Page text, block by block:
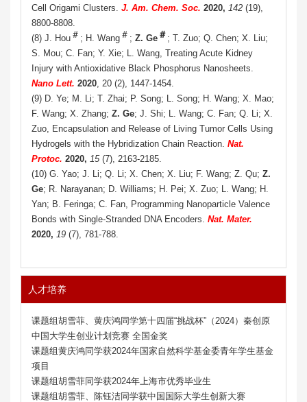
Cell Origami Clusters. J. Am. Chem. Soc. 2020, 142 (19),
8800-8808.
(8) J. Hou ＃ ; H. Wang ＃ ; Z. Ge ＃ ; T. Zuo; Q. Chen; X. Liu;
S. Mou; C. Fan; Y. Xie; L. Wang, Treating Acute Kidney
Injury with Antioxidative Black Phosphorus Nanosheets.
Nano Lett. 2020 , 20 (2), 1447-1454.
(9) D. Ye; M. Li; T. Zhai; P. Song; L. Song; H. Wang; X. Mao;
F. Wang; X. Zhang; Z. Ge; J. Shi; L. Wang; C. Fan; Q. Li; X.
Zuo, Encapsulation and Release of Living Tumor Cells Using
Hydrogels with the Hybridization Chain Reaction. Nat.
Protoc. 2020, 15(7), 2163-2185.
(10) G. Yao; J. Li; Q. Li; X. Chen; X. Liu; F. Wang; Z. Qu; Z.
Ge; R. Narayanan; D. Williams; H. Pei; X. Zuo; L. Wang; H.
Yan; B. Feringa; C. Fan, Programming Nanoparticle Valence
Bonds with Single-Stranded DNA Encoders. Nat. Mater.
2020, 19 (7), 781-788.
人才培养
课题组胡雪菲、 黄庆鸿同学第十四届“挑战杯”（2024）秦创原
中国大学生创业计划竞赛 全国金奖
课题组黄庆鸿同学获2024年国家自然科学基金委青年学生基金
项目
课题组胡雪菲同学获2024年上海市优秀毕业生
课题组胡雪菲、陈钰洁同学获中国国际大学生创新大赛